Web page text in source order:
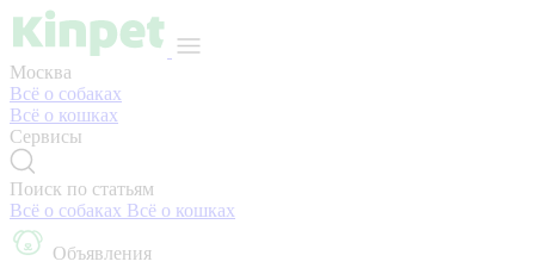
Москва
Всё о собаках
Всё о кошках
Сервисы
Поиск по статьям
Всё о собаках Всё о кошках
Объявления